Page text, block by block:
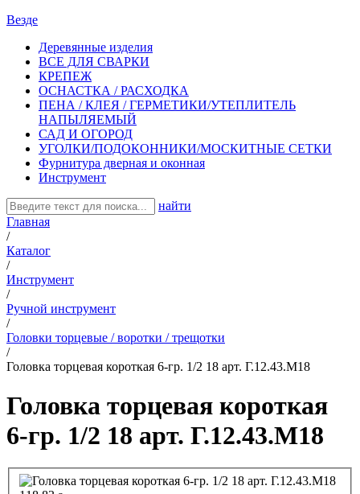
Везде
Деревянные изделия
ВСЕ ДЛЯ СВАРКИ
КРЕПЕЖ
ОСНАСТКА / РАСХОДКА
ПЕНА / КЛЕЯ / ГЕРМЕТИКИ/УТЕПЛИТЕЛЬ
НАПЫЛЯЕМЫЙ
САД И ОГОРОД
УГОЛКИ/ПОДОКОННИКИ/МОСКИТНЫЕ СЕТКИ
Фурнитура дверная и оконная
Инструмент
найти
Главная
/
Каталог
/
Инструмент
/
Ручной инструмент
/
Головки торцевые / воротки / трещотки
/
Головка торцевая короткая 6-гр. 1/2 18 арт. Г.12.43.М18
Головка торцевая короткая
6-гр. 1/2 18 арт. Г.12.43.М18